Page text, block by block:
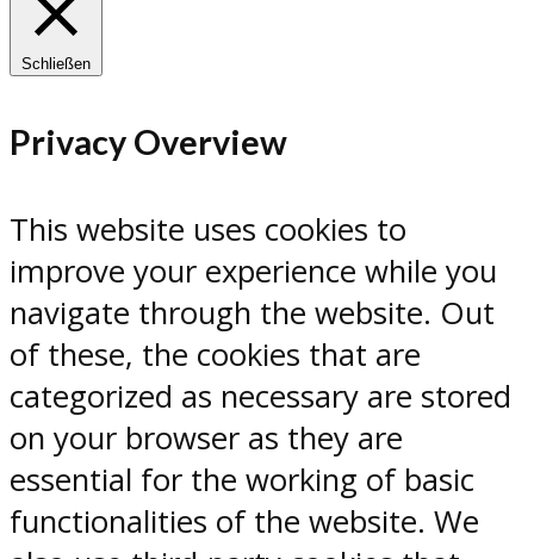
Schließen
Privacy Overview
This website uses cookies to
improve your experience while you
navigate through the website. Out
of these, the cookies that are
categorized as necessary are stored
on your browser as they are
essential for the working of basic
functionalities of the website. We